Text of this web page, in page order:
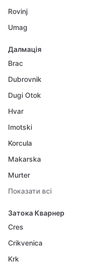
Rovinj
Umag
Далмація
Brac
Dubrovnik
Dugi Otok
Hvar
Imotski
Korcula
Makarska
Murter
Показати всі
Затока Кварнер
Cres
Crikvenica
Krk